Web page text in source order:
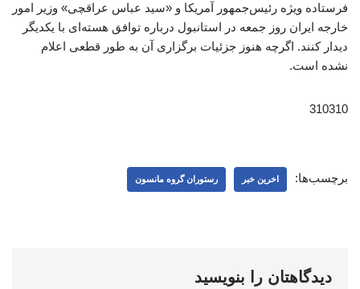
فرستاده ویژه رئیس‌جمهور آمریکا و «سید عباس عراقچی» وزیر امور
خارجه ایران روز جمعه در استانبول درباره توافق هسته‌ای با یکدیگر
دیدار کنند. اگرچه هنوز جزئیات برگزاری آن به طور قطعی اعلام
نشده است.
310310
برچسب‌ها: اخرین خبر رستوران گروه مانسون
دیدگاهتان را بنویسید